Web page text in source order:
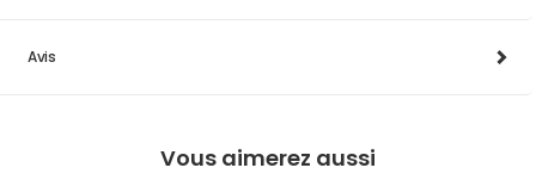
Avis
Vous aimerez aussi